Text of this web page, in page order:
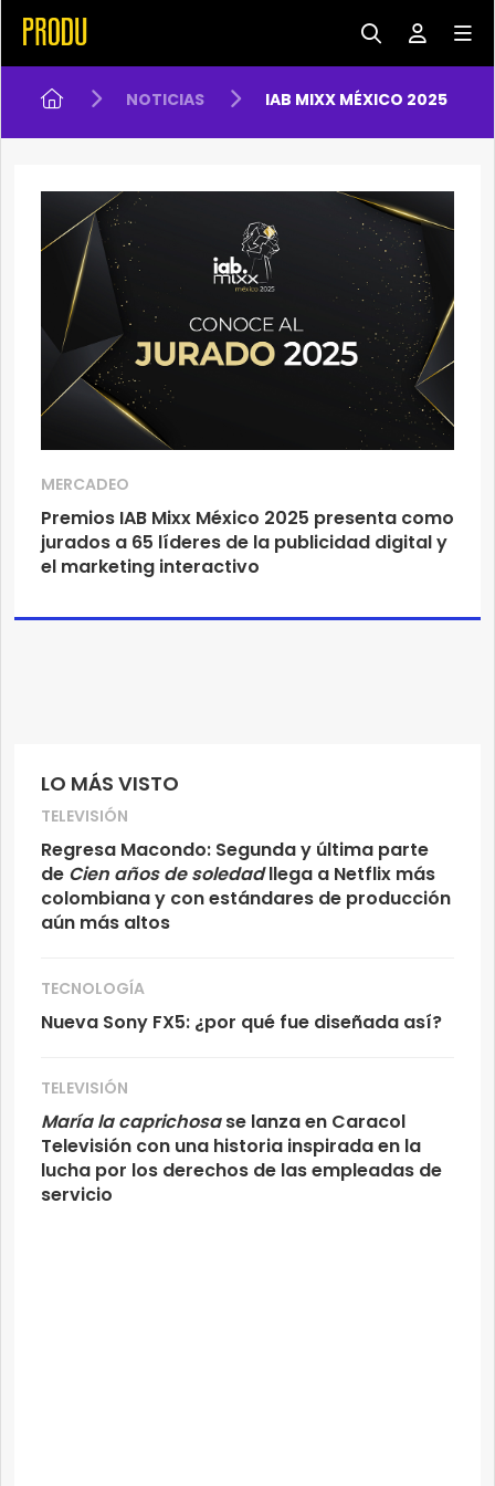
NOTICIAS IAB MIXX MÉXICO 2025
LO MÁS VISTO
TELEVISIÓN
Regresa Macondo: Segunda y última parte
de Cien años de soledadllega a Netflix más
colombiana y con estándares de producción
aún más altos
TECNOLOGÍA
Nueva Sony FX5: ¿por qué fue diseñada así?
TELEVISIÓN
María la caprichosase lanza en Caracol
Televisión con una historia inspirada en la
lucha por los derechos de las empleadas de
servicio
MERCADEO
Premios IAB Mixx México 2025 presenta como
jurados a 65 líderes de la publicidad digital y
el marketing interactivo